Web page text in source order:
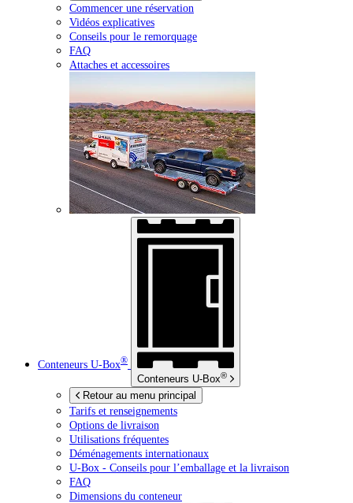
Commencer une réservation
Vidéos explicatives
Conseils pour le remorquage
FAQ
Attaches et accessoires
Conteneurs U-Box®
Conteneurs U-Box®
Retour au menu principal
Tarifs et renseignements
Options de livraison
Utilisations fréquentes
Déménagements internationaux
U-Box - Conseils pour l’emballage et la livraison
FAQ
Dimensions du conteneur